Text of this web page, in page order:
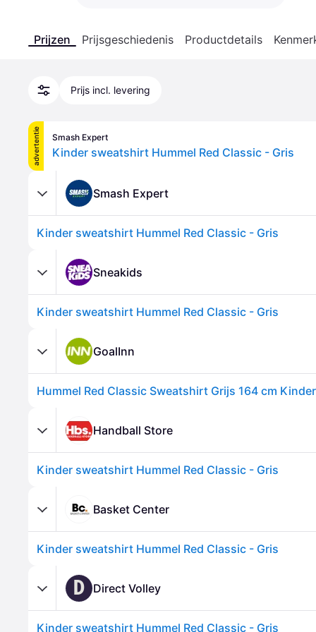
Prijzen Prijsgeschiedenis Productdetails
Prijs incl. levering
advertentie Smash Expert
Kinder sweatshirt Hummel Red Classic - Gris
Smash Expert
Kinder sweatshirt Hummel Red Classic - Gris
Sneakids
Kinder sweatshirt Hummel Red Classic - Gris
GoalInn
Hummel Red Classic Sweatshirt Grijs 164 cm
Handball Store
Kinder sweatshirt Hummel Red Classic - Gris
Basket Center
Kinder sweatshirt Hummel Red Classic - Gris
D Direct Volley
Kinder sweatshirt Hummel Red Classic - Gris